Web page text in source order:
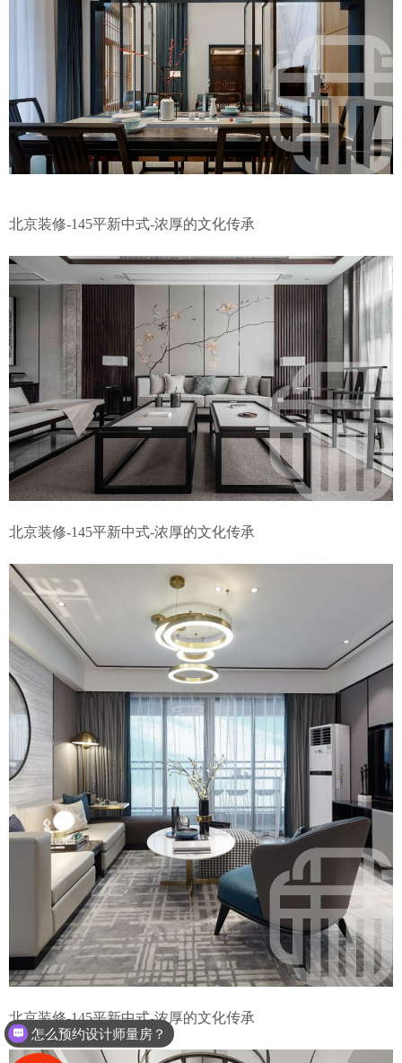
北京装修-145平新中式-浓厚的文化传承
北京装修-145平新中式-浓厚的文化传承
北京装修-145平新中式-浓厚的文化传承
怎么预约设计师量房？